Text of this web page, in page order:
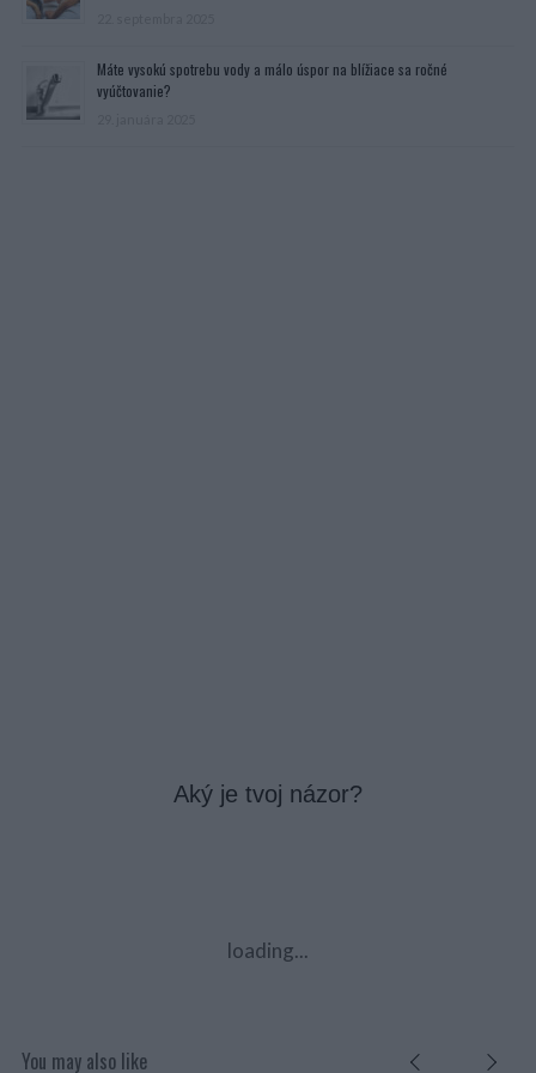
Máte vysokú spotrebu vody a málo úspor na blížiace sa ročné
vyúčtovanie?
Aký je tvoj názor?
loading...
You may also like